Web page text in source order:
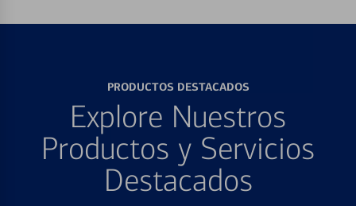
PRODUCTOS DESTACADOS
Explore Nuestros
Productos y Servicios
Destacados